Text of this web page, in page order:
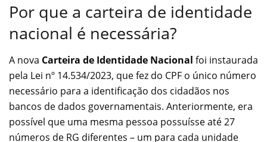
Por que a carteira de identidade
nacional é necessária?
A nova Carteira de Identidade Nacional foi instaurada
pela Lei nº 14.534/2023, que fez do CPF o único número
necessário para a identificação dos cidadãos nos
bancos de dados governamentais. Anteriormente, era
possível que uma mesma pessoa possuísse até 27
números de RG diferentes – um para cada unidade